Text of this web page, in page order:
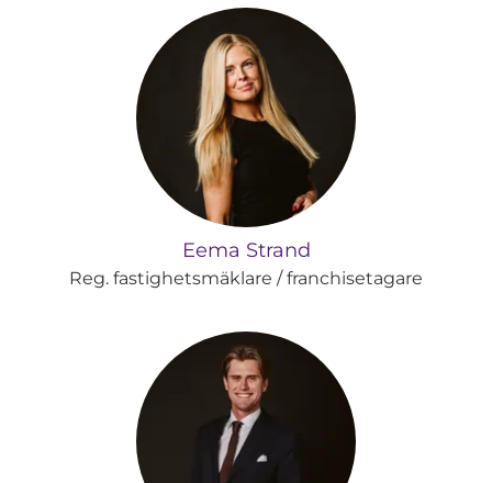
Eema Strand
Reg. fastighetsmäklare / franchisetagare